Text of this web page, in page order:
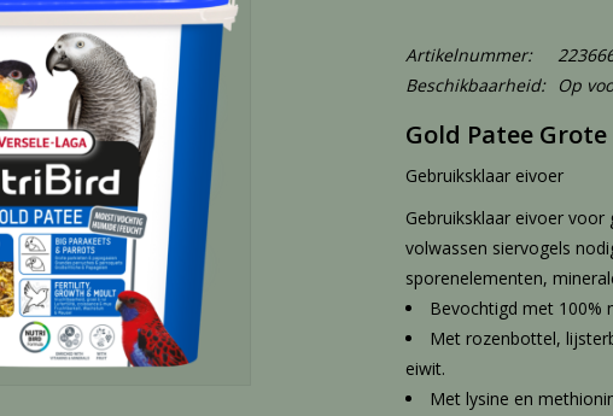
Artikelnummer:
Beschikbaarheid:
Op
Gold Patee
Gebruiksklaar eivoer
Gebruiksklaar eivoer
volwassen siervogels
sporenelementen,
Bevochtigd met 100%
Met rozenbottel,
eiwit.
Met lysine en